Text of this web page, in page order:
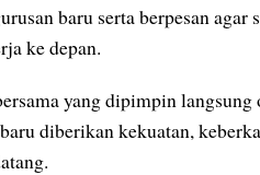
baru serta berpesan agar
ke depan.
yang dipimpin
diberikan kekuatan,